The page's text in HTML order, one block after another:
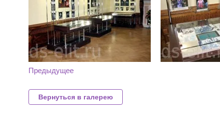
Предыдущее
Вернуться в галерею